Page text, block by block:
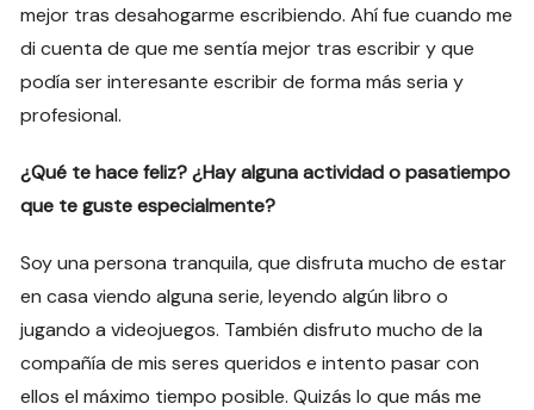
mejor tras desahogarme escribiendo. Ahí fue cuando me
di cuenta de que me sentía mejor tras escribir y que
podía ser interesante escribir de forma más seria y
profesional.
¿Qué te hace feliz? ¿Hay alguna actividad o pasatiempo
que te guste especialmente?
Soy una persona tranquila, que disfruta mucho de estar
en casa viendo alguna serie, leyendo algún libro o
jugando a videojuegos. También disfruto mucho de la
compañía de mis seres queridos e intento pasar con
ellos el máximo tiempo posible. Quizás lo que más me